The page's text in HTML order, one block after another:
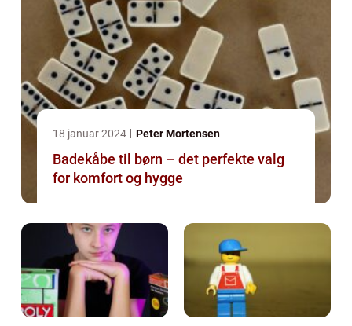
18 januar 2024 Peter Mortensen
Badekåbe til børn – det perfekte valg
for komfort og hygge